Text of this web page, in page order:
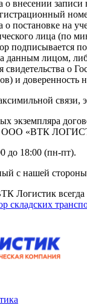
о внесении
о постановке на
лица (по
подписывается
данным лицом,
свидетельства о
и доверенность
связи,
экземпляра
«ВТК
до 18:00 (пн-пт).
с нашей
Логистик